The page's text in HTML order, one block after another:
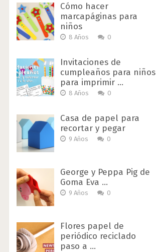
Cómo hacer
marcapáginas para
niños
8 Años 0
Invitaciones de
cumpleaños para niños
para imprimir …
8 Años 0
Casa de papel para
recortar y pegar
9 Años 0
George y Peppa Pig de
Goma Eva …
9 Años 0
Flores papel de
periódico reciclado
paso a …